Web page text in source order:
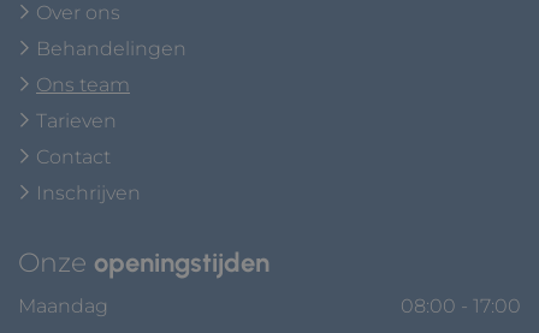
Over ons
Behandelingen
Ons team
Tarieven
Contact
Inschrijven
Onze openingstijden
Maandag
08:00 - 17:00